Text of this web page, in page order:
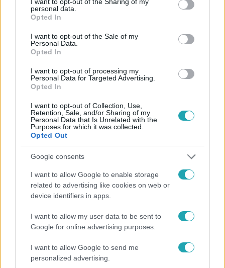
grant or deny consent to Google and its third-party tags to
use your data for below specified purposes in below Google
consent section.
personal data.
Opted In
I want to opt-out of the Sale of my
Personal Data.
Opted In
I want to opt-out of processing my
Personal Data for Targeted Advertising.
Opted In
I want to opt-out of Collection, Use,
Retention, Sale, and/or Sharing of my
Personal Data that Is Unrelated with the
Purposes for which it was collected.
Opted Out
Google consents
I want to allow Google to enable storage
related to advertising like cookies on web or
device identifiers in apps.
I want to allow my user data to be sent to
Google for online advertising purposes.
I want to allow Google to send me
personalized advertising.
BETEGSÉG MEMÓRIAZAVAR # KÜZDELEM
Népszerű